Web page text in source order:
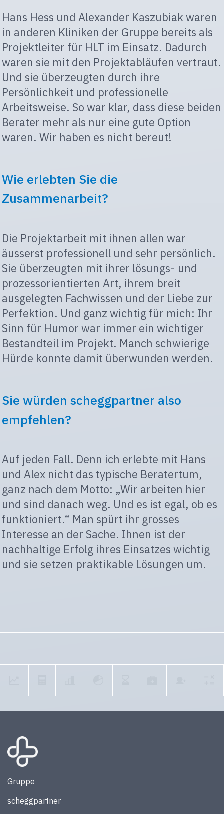
Hans Hess und Alexander Kaszubiak waren
in anderen Kliniken der Gruppe bereits als
Projektleiter für HLT im Einsatz. Dadurch
waren sie mit den Projektabläufen vertraut.
Und sie überzeugten durch ihre
Persönlichkeit und professionelle
Arbeitsweise. So war klar, dass diese beiden
Berater mehr als nur eine gute Option
waren. Wir haben es nicht bereut!
Wie erlebten Sie die
Zusammenarbeit?
Die Projektarbeit mit ihnen allen war
äusserst professionell und sehr persönlich.
Sie überzeugten mit ihrer lösungs- und
prozessorientierten Art, ihrem breit
ausgelegten Fachwissen und der Liebe zur
Perfektion. Und ganz wichtig für mich: Ihr
Sinn für Humor war immer ein wichtiger
Bestandteil im Projekt. Manch schwierige
Hürde konnte damit überwunden werden.
Sie würden scheggpartner also
empfehlen?
Auf jeden Fall. Denn ich erlebte mit Hans
und Alex nicht das typische Beratertum,
ganz nach dem Motto: „Wir arbeiten hier
und sind danach weg. Und es ist egal, ob es
funktioniert.“ Man spürt ihr grosses
Interesse an der Sache. Ihnen ist der
nachhaltige Erfolg ihres Einsatzes wichtig
und sie setzen praktikable Lösungen um.
Gruppe
scheggpartner